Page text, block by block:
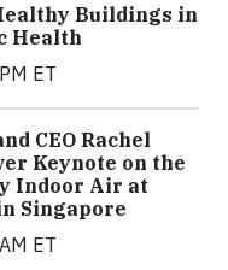
Buildings in
Health
ET
CEO Rachel
Keynote on the
Indoor Air at
Singapore
ET